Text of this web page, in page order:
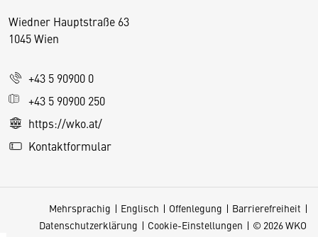
Wiedner Hauptstraße 63
1045 Wien
+43 5 90900 0
+43 5 90900 250
https://wko.at/
Kontaktformular
Mehrsprachig Englisch Offenlegung
Barrierefreiheit
Datenschutzerklärung
Cookie-Einstellungen © 2026 WKO
D
s
e
S
e